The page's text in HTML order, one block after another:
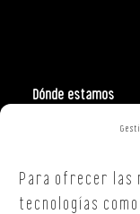
Para ofrecer las
tecnologías
Dónde estamos
Polign. Ind. Costa Vella
15707, Santiago de
A Coruña